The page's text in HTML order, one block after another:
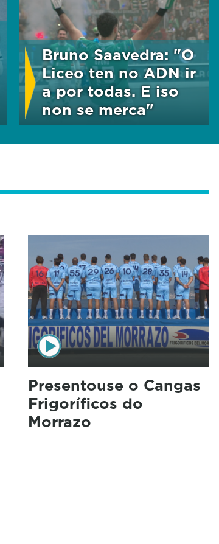
Bruno Saavedra: "O
Liceo ten no ADN ir
a por todas. E iso
non se merca"
Presentouse o Cangas
Frigoríficos do
Morrazo